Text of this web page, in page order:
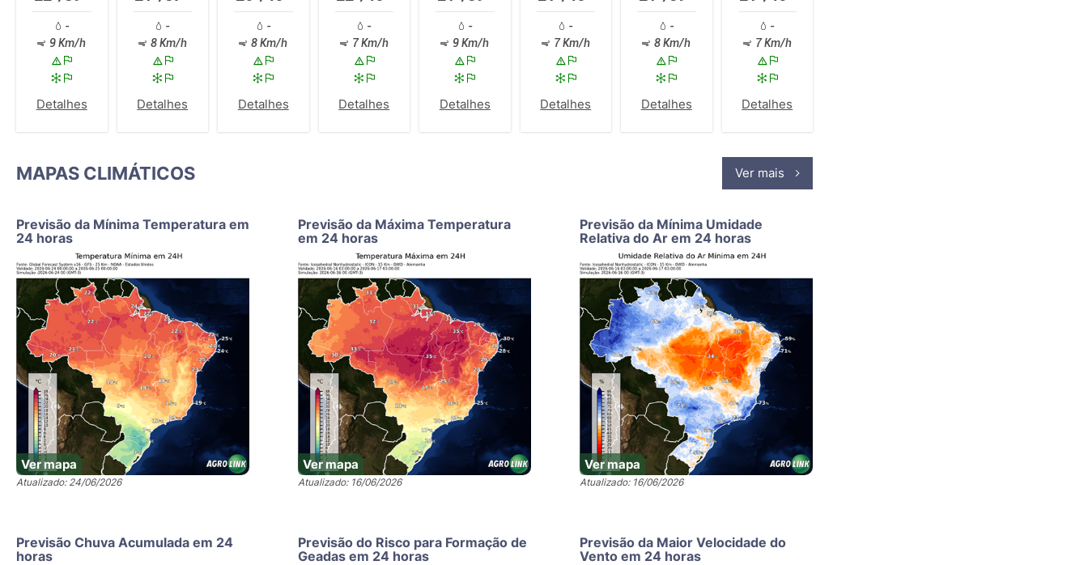
-
9 Km/h
Detalhes
-
8 Km/h
Detalhes
-
8 Km/h
Detalhes
-
7 Km/h
Detalhes
-
9 Km/h
Detalhes
-
7 Km/h
Detalhes
-
8 Km/h
Detalhes
-
7 Km/h
Detalhes
MAPAS CLIMÁTICOS Ver mais
Previsão da Mínima Temperatura em
24 horas
Ver mapa
Atualizado: 24/06/2026
Previsão da Máxima Temperatura
em 24 horas
Ver mapa
Atualizado: 16/06/2026
Previsão da Mínima Umidade
Relativa do Ar em 24 horas
Ver mapa
Atualizado: 16/06/2026
Previsão Chuva Acumulada em 24
horas
Previsão do Risco para Formação de
Geadas em 24 horas
Previsão da Maior Velocidade do
Vento em 24 horas